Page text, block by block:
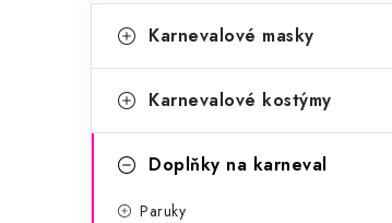
o
t
kategorie
a
e
Karnevalové masky
Karnevalové kostýmy
Doplňky na karneval
Paruky